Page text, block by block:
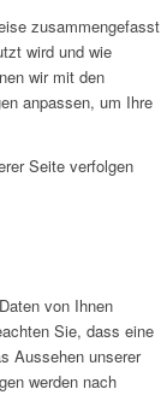
zusammengefasst
wird und wie
wir mit den
anpassen, um Ihre
Seite verfolgen
von Ihnen
Sie, dass eine
Aussehen unserer
werden nach